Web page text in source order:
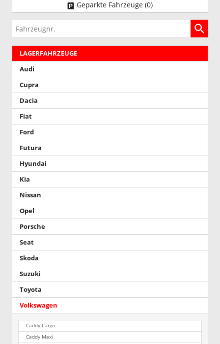
Geparkte Fahrzeuge (0)
Fahrzeugnr.
LAGERFAHRZEUGE
Audi
Cupra
Dacia
Fiat
Ford
Futura
Hyundai
Kia
Nissan
Opel
Porsche
Seat
Skoda
Suzuki
Toyota
Volkswagen
Caddy Cargo
Caddy Maxi